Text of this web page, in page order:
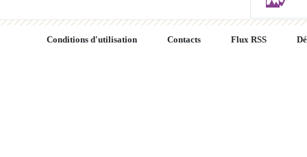
Conditions d'utilisation Contacts Flux RSS